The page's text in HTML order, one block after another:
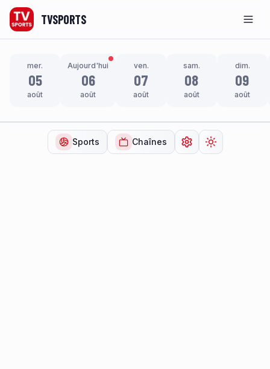
TVSPORTS
mer.
05
août
Aujourd'hui
06
août
ven.
07
août
sam.
08
août
dim.
09
août
Sports Chaînes Ouvrir lesChanger de